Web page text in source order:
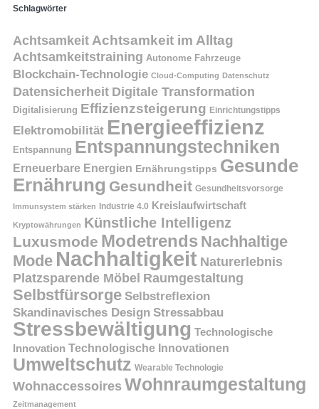
Schlagwörter
Achtsamkeit Achtsamkeit im Alltag
Achtsamkeitstraining Autonome Fahrzeuge
Blockchain-Technologie Cloud-Computing Datenschutz
Datensicherheit Digitale Transformation
Digitalisierung Effizienzsteigerung Einrichtungstipps
Elektromobilität Energieeffizienz
Entspannung Entspannungstechniken
Erneuerbare Energien Ernährungstipps Gesunde
Ernährung Gesundheit Gesundheitsvorsorge
Immunsystem stärken Industrie 4.0 Kreislaufwirtschaft
Kryptowährungen Künstliche Intelligenz
Luxusmode Modetrends Nachhaltige
Mode Nachhaltigkeit Naturerlebnis
Platzsparende Möbel Raumgestaltung
Selbstfürsorge Selbstreflexion
Skandinavisches Design Stressabbau
Stressbewältigung Technologische
Innovation Technologische Innovationen
Umweltschutz Wearable Technologie
Wohnaccessoires Wohnraumgestaltung
Zeitmanagement